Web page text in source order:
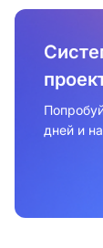
дней и